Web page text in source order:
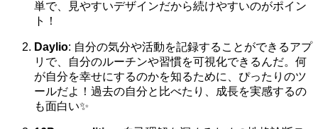
単で、見やすいデザインだから続けやすいのがポイン
ト！
Daylio: 自分の気分や活動を記録することができるアプ
リで、自分のルーチンや習慣を可視化できるんだ。何
が自分を幸せにするのかを知るために、ぴったりのツ
ールだよ！過去の自分と比べたり、成長を実感するの
も面白い✨